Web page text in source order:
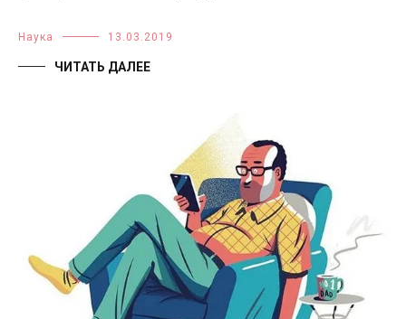
Наука 13.03.2019
ЧИТАТЬ ДАЛЕЕ